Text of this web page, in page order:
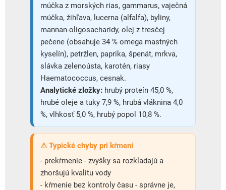
múčka z morských rias, gammarus, vaječná
múčka, žihľava, lucerna (alfalfa), byliny,
mannan-oligosacharidy, olej z tresčej
pečene (obsahuje 34 % omega mastných
kyselín), petržlen, paprika, špenát, mrkva,
slávka zelenoústa, karotén, riasy
Haematococcus, cesnak.
Analytické zložky: hrubý proteín 45,0 %,
hrubé oleje a tuky 7,9 %, hrubá vláknina 4,0
%, vlhkosť 5,0 %, hrubý popol 10,8 %.
⚠ Typické chyby pri kŕmení
- prekŕmenie - zvyšky sa rozkladajú a
zhoršujú kvalitu vody
- kŕmenie bez kontroly času - správne je,